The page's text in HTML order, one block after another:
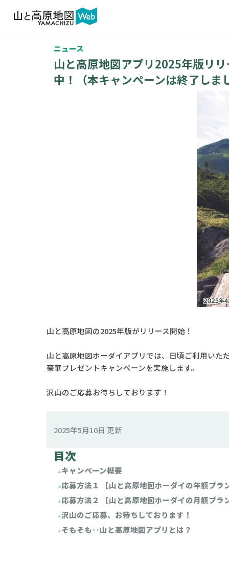
ニュース
山と高原地図アプリ2025年版リ
中！（本キャンペーンは終了しま
山と高原地図の2025年版がリリース開始！
山と高原地図ホーダイアプリでは、日頃ご利用い
豪華プレゼントキャンペーンを実施します。
沢山のご応募お待ちしております！
2025年5月10日 更新
目次
キャンペーン概要
応募方法１ 【山と高原地図ホーダイの年額プラ
応募方法２ 【山と高原地図ホーダイの月額プラ
沢山のご応募、お待ちしております！
そもそも‥山と高原地図アプリとは？